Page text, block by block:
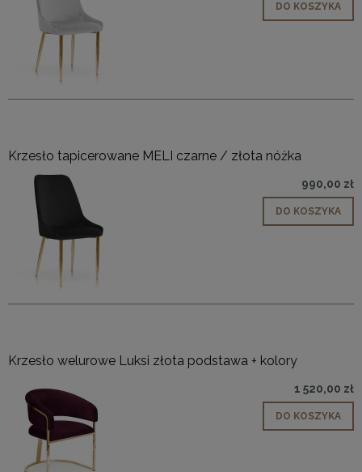
DO KOSZYKA
Krzesło tapicerowane MELI czarne / złota nóżka
990,00 zł
DO KOSZYKA
Krzesło welurowe Luksi złota podstawa + kolory
1 520,00 zł
DO KOSZYKA